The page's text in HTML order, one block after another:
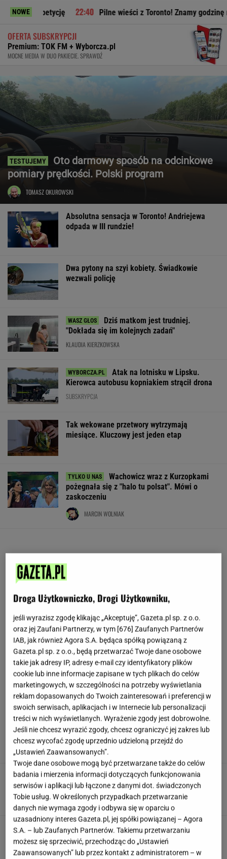
NOWE Pilne wieści z Toronto! Znamy godzinę meczu Iga
OFERTA SUBSKRYPCJI
Premium: TOK FM + Wyborcza.pl
MOCNE MEDIA W DUO PAKIECIE. SPRAWDŹ
Oto darmowy sposób na odcinkowe
pomiary prędkości. Polski program
TOMASZ OKUROWSKI
Absolutna sensacja w Toronto! Andriejewa
odpada w III rundzie!
Dwa pytony na szyi kobiety. Świadkowie
wezwali policję
Dziś matkom jest trudniej.
"Dokłada się im kolejnych zadań"
KLAUDIA KIERZKOWSKA
Atak na lotnisku w Lipsku.
Kierowca autobusu kopniakiem strącił drona
SUBSKRYPCJA
Tak wekowane przetwory wytrzymają
miesiące. Kluczowy jest jeden etap
Wachowicz wraz z Kurzopkami
pożegnała się z "halo tu polsat". Mówi o
zaskoczeniu
MARCIN WOLNIAK
Tak Nawrocki wymyka się spod
kontroli PiS. "Znalazł się w pułapce"
SUBSKRYPCJA
Nowe informacje o mężczyźnie spod Śnieżki.
To Polak
Rozwiąż quiz geograficzny i dopasuj miasto do
państwa. Zdobędziesz 9/13?
Droga Użytkowniczko, Drogi Użytkowniku,
jeśli wyrazisz zgodę klikając „Akceptuję”, Gazeta.pl sp. z o.o.
oraz jej Zaufani Partnerzy, w tym [676] Zaufanych Partnerów
IAB, jak również Agora S.A. będąca spółką powiązaną z
Gazeta.pl sp. z o.o., będą przetwarzać Twoje dane osobowe
takie jak adresy IP, adresy e-mail czy identyfikatory plików
cookie lub inne informacje zapisane w tych plikach do celów
marketingowych, w szczególności na potrzeby wyświetlania
reklam dopasowanych do Twoich zainteresowań i preferencji w
swoich serwisach, aplikacjach i w Internecie lub personalizacji
treści w nich wyświetlanych. Wyrażenie zgody jest dobrowolne.
Jeśli nie chcesz wyrazić zgody, chcesz ograniczyć jej zakres lub
chcesz wycofać zgodę uprzednio udzieloną przejdź do
„Ustawień Zaawansowanych”.
Twoje dane osobowe mogą być przetwarzane także do celów
badania i mierzenia informacji dotyczących funkcjonowania
serwisów i aplikacji lub łączone z danymi dot. świadczonych
Tobie usług. W określonych przypadkach przetwarzanie
danych nie wymaga zgody i odbywa się w oparciu o
uzasadniony interes Gazeta.pl, jej spółki powiązanej – Agora
S.A. – lub Zaufanych Partnerów. Takiemu przetwarzaniu
możesz się sprzeciwić, przechodząc do „Ustawień
Zaawansowanych” lub przez kontakt z administratorem – w